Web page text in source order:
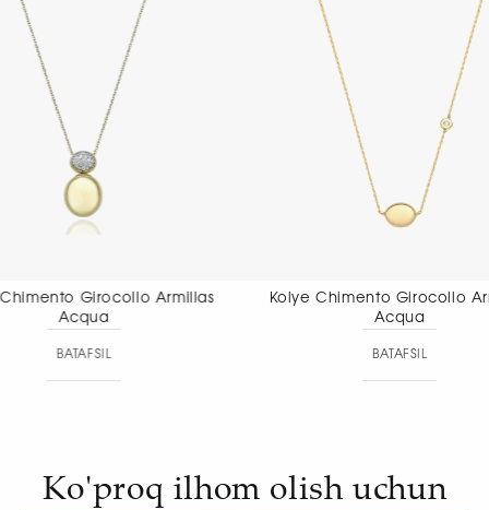
Kolye Chimento Girocollo Armillas
Kolye Chimento
Ko'proq ilhom olish uchun